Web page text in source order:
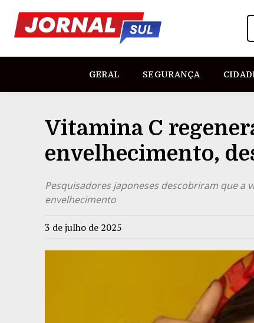
GERAL SEGURANÇA
Vitamina C
envelhecimento,
Pesquisadores japoneses descobriram que a
envelhecimento
3 de julho de 2025